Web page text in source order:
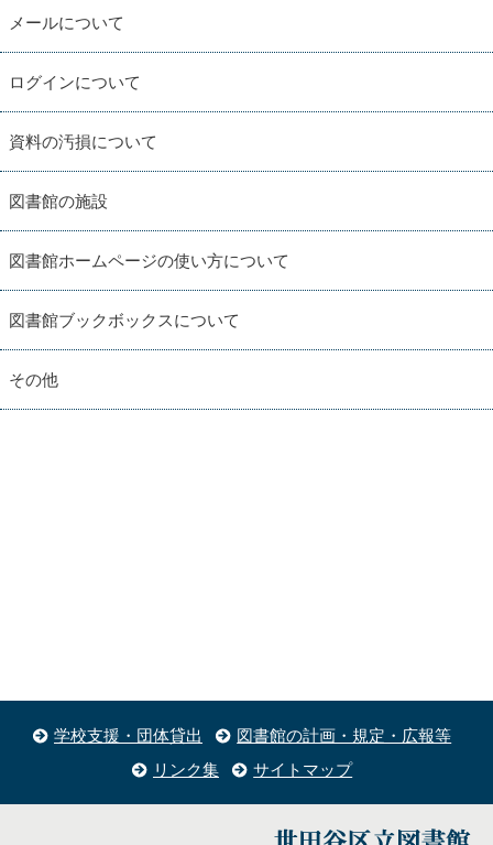
メールについて
ログインについて
資料の汚損について
図書館の施設
図書館ホームページの使い方について
図書館ブックボックスについて
その他
学校支援・団体貸出
図書館の計画・規定・広報等
リンク集
サイトマップ